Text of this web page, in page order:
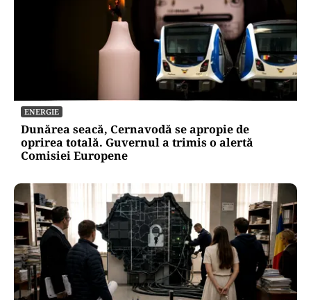
ENERGIE
Dunărea seacă, Cernavodă se apropie de
oprirea totală. Guvernul a trimis o alertă
Comisiei Europene